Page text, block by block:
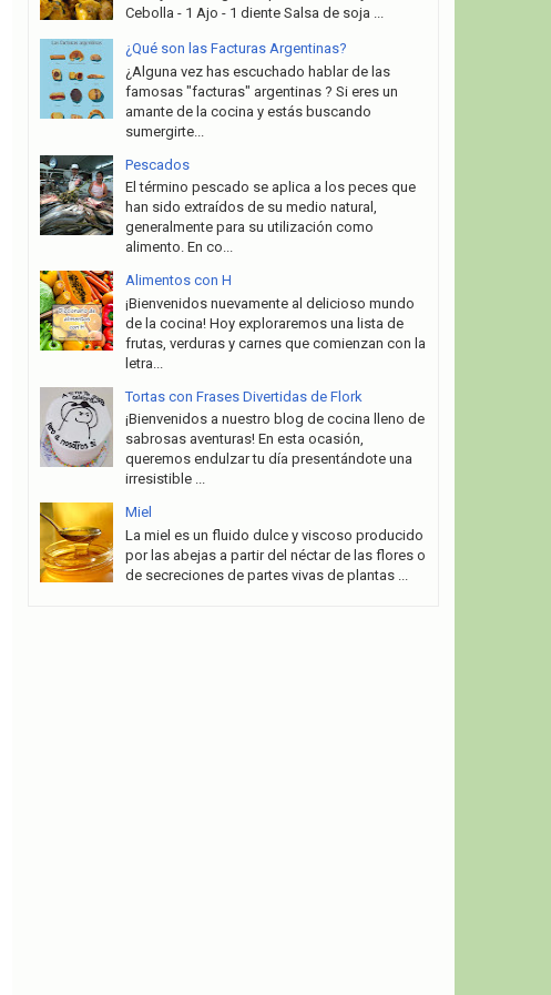
Cebolla - 1 Ajo - 1 diente Salsa de soja ...
¿Qué son las Facturas Argentinas?
¿Alguna vez has escuchado hablar de las
famosas "facturas" argentinas ? Si eres un
amante de la cocina y estás buscando
sumergirte...
Pescados
El término pescado se aplica a los peces que
han sido extraídos de su medio natural,
generalmente para su utilización como
alimento. En co...
Alimentos con H
¡Bienvenidos nuevamente al delicioso mundo
de la cocina! Hoy exploraremos una lista de
frutas, verduras y carnes que comienzan con la
letra...
Tortas con Frases Divertidas de Flork
¡Bienvenidos a nuestro blog de cocina lleno de
sabrosas aventuras! En esta ocasión,
queremos endulzar tu día presentándote una
irresistible ...
Miel
La miel es un fluido dulce y viscoso producido
por las abejas a partir del néctar de las flores o
de secreciones de partes vivas de plantas ...